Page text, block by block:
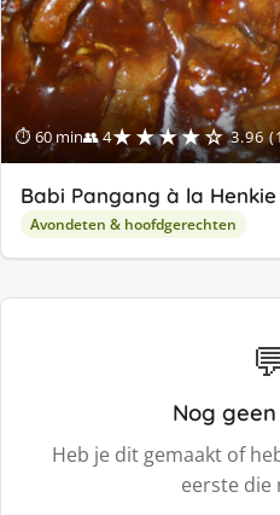
⏱ 60 min👥 4★★★★☆ 3.96
Babi Pangang à la Henkie
Avondeten & hoofdgerechten
Nog
Heb je dit gemaakt of
eerste die